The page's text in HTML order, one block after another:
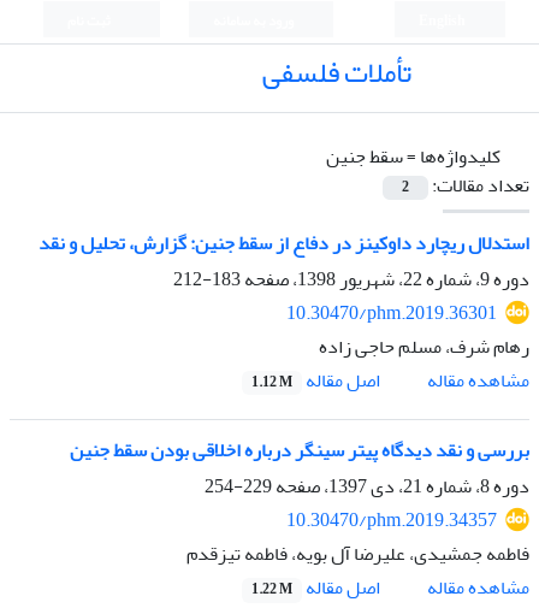
تأملات فلسفی
کلیدواژه‌ها =سقط جنین
تعداد مقالات:
2
استدلال ریچارد داوکینز در دفاع از سقط جنین: گزارش، تحلیل و نقد
دوره 9، شماره 22، شهریور 1398، صفحه
183-212
10.30470/phm.2019.36301
رهام شرف، مسلم حاجی زاده
مشاهده مقاله
اصل مقاله 1.12 M
بررسی و نقد دیدگاه پیتر سینگر درباره اخلاقی بودن سقط جنین
دوره 8، شماره 21، دی 1397، صفحه
229-254
10.30470/phm.2019.34357
فاطمه جمشیدی، علیرضا آل بویه، فاطمه تیزقدم
مشاهده مقاله
اصل مقاله 1.22 M